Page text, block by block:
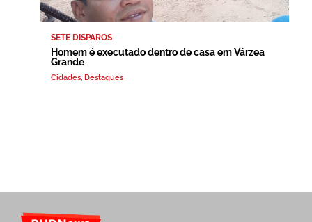
SETE DISPAROS
Homem é executado dentro de casa em Várzea
Grande
Cidades, Destaques